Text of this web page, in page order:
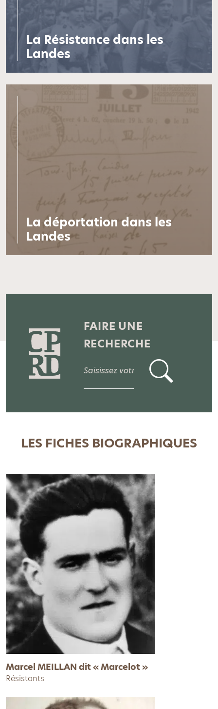
La Résistance dans les
Landes
La déportation dans les
Landes
FAIRE UNE
RECHERCHE
LES FICHES BIOGRAPHIQUES
Marcel MEILLAN dit « Marcelot »
Résistants